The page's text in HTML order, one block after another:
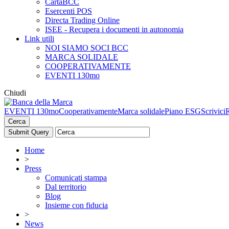
CartaBCC
Esercenti POS
Directa Trading Online
ISEE - Recupera i documenti in autonomia
Link utili
NOI SIAMO SOCI BCC
MARCA SOLIDALE
COOPERATIVAMENTE
EVENTI 130mo
Chiudi
EVENTI 130moCooperativamenteMarca solidalePiano ESGScrivici
Cerca
Home
>
Press
Comunicati stampa
Dal territorio
Blog
Insieme con fiducia
>
News